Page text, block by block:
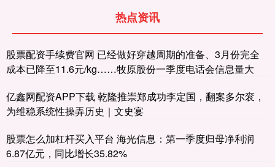
热点资讯
股票配资手续费官网 已经做好穿越周期的准备、3月份完全
成本已降至11.6元/kg……牧原股份一季度电话会信息量大
亿鑫网配资APP下载 乾隆推崇郑成功李定国，翻案多尔衮，
为维稳系统性操弄历史｜文史宴
股票怎么加杠杆买入平台 海光信息：第一季度归母净利润
6.87亿元，同比增长35.82%